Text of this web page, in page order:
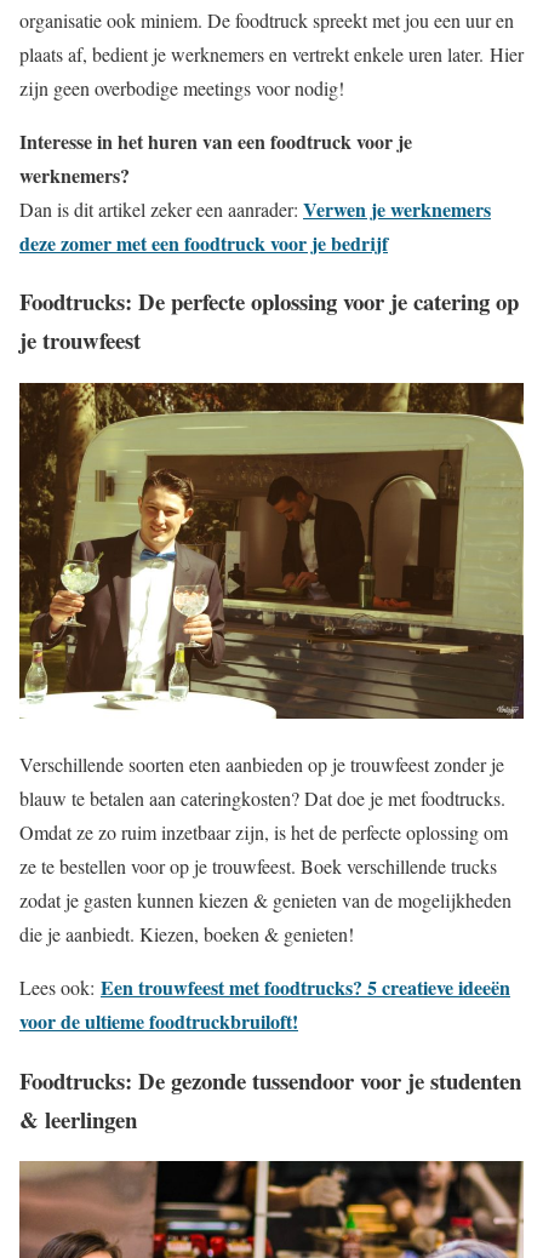
organisatie ook miniem. De foodtruck spreekt met jou een uur en
plaats af, bedient je werknemers en vertrekt enkele uren later. Hier
zijn geen overbodige meetings voor nodig!
Interesse in het huren van een foodtruck voor je
werknemers?
Dan is dit artikel zeker een aanrader: Verwen je werknemers
deze zomer met een foodtruck voor je bedrijf
Foodtrucks: De perfecte oplossing voor je catering op
je trouwfeest
Verschillende soorten eten aanbieden op je trouwfeest zonder je
blauw te betalen aan cateringkosten? Dat doe je met foodtrucks.
Omdat ze zo ruim inzetbaar zijn, is het de perfecte oplossing om
ze te bestellen voor op je trouwfeest. Boek verschillende trucks
zodat je gasten kunnen kiezen & genieten van de mogelijkheden
die je aanbiedt. Kiezen, boeken & genieten!
Lees ook: Een trouwfeest met foodtrucks? 5 creatieve ideeën
voor de ultieme foodtruckbruiloft!
Foodtrucks: De gezonde tussendoor voor je studenten
& leerlingen